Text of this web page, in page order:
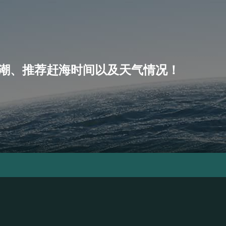
、推荐赶海时间以及天气情况！